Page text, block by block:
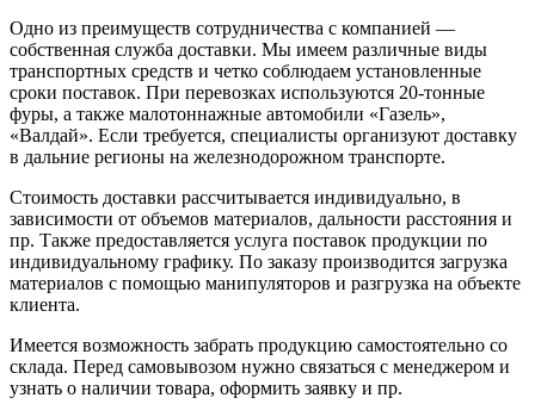
Одно из преимуществ сотрудничества с компанией —
собственная служба доставки. Мы имеем различные виды
транспортных средств и четко соблюдаем установленные
сроки поставок. При перевозках используются 20-тонные
фуры, а также малотоннажные автомобили «Газель»,
«Валдай». Если требуется, специалисты организуют доставку
в дальние регионы на железнодорожном транспорте.
Стоимость доставки рассчитывается индивидуально, в
зависимости от объемов материалов, дальности расстояния и
пр. Также предоставляется услуга поставок продукции по
индивидуальному графику. По заказу производится загрузка
материалов с помощью манипуляторов и разгрузка на объекте
клиента.
Имеется возможность забрать продукцию самостоятельно со
склада. Перед самовывозом нужно связаться с менеджером и
узнать о наличии товара, оформить заявку и пр.